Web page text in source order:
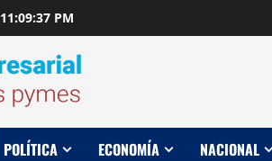
11:09:38 PM
POLÍTICA ECONOMÍA NACIONAL